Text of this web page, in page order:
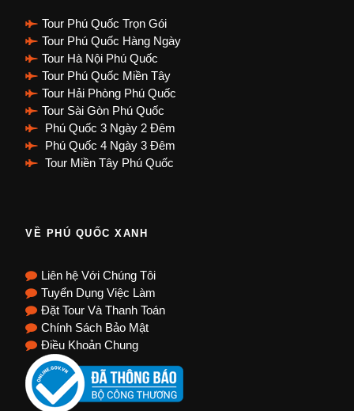
Tour Phú Quốc Trọn Gói
Tour Phú Quốc Hàng Ngày
Tour Hà Nội Phú Quốc
Tour Phú Quốc Miền Tây
Tour Hải Phòng Phú Quốc
Tour Sài Gòn Phú Quốc
Phú Quốc 3 Ngày 2 Đêm
Phú Quốc 4 Ngày 3 Đêm
Tour Miền Tây Phú Quốc
VỀ PHÚ QUỐC XANH
Liên hệ Với Chúng Tôi
Tuyển Dụng Việc Làm
Đặt Tour Và Thanh Toán
Chính Sách Bảo Mật
Điều Khoản Chung